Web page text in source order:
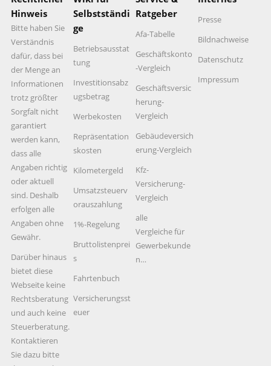
Hinweis
Bitte haben Sie
Verständnis
dafür, dass bei
der Menge an
Informationen
trotz größter
Sorgfalt nicht
garantiert
werden kann,
dass alle
Angaben richtig
oder aktuell
sind. Deshalb
erfolgen alle
Angaben ohne
Gewähr.
Darüber hinaus
bietet diese
Webseite keine
Rechtsberatung
und auch keine
Steuerberatung.
Kontaktieren
Sie dazu bitte
Selbstständi
ge
Betriebsausstat
tung
Investitionsabz
ugsbetrag
Werbekosten
Repräsentation
skosten
Kilometergeld
Umsatzsteuerv
orauszahlung
1%-Regelung
Bruttolistenprei
s
Fahrtenbuch
Versicherungsst
euer
Ratgeber
Afa-Tabelle
Geschäftskonto
-Vergleich
Geschäftsversic
herung-
Vergleich
Gebäudeversich
erung-Vergleich
Kfz-
Versicherung-
Vergleich
alle
Vergleiche für
Gewerbekunde
n…
Presse
Bildnachweise
Datenschutz
Impressum